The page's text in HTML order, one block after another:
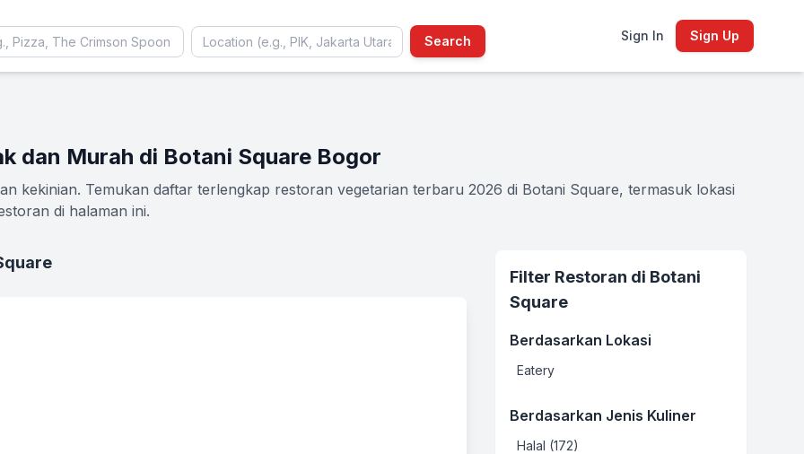
Search Sign In Sign Up
dan Murah di Botani Square Bogor
kekinian. Temukan daftar terlengkap restoran vegetarian terbaru 2026 di Botani Square, termasuk lokasi
di halaman ini.
Filter Restoran di Botani
Square
Berdasarkan Lokasi
Eatery
Berdasarkan Jenis Kuliner
Halal (172)